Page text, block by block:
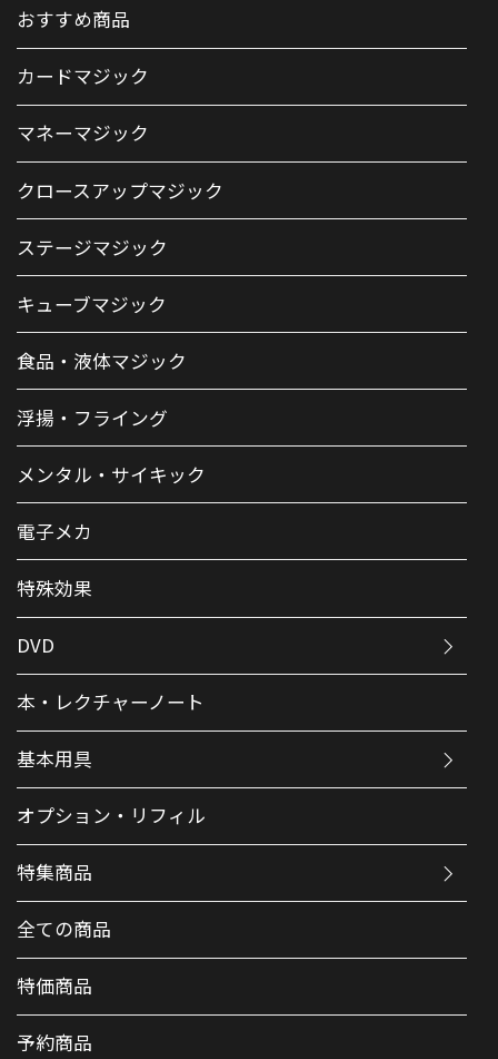
おすすめ商品
カードマジック
マネーマジック
クロースアップマジック
ステージマジック
キューブマジック
食品・液体マジック
浮揚・フライング
メンタル・サイキック
電子メカ
特殊効果
DVD
本・レクチャーノート
基本用具
オプション・リフィル
特集商品
全ての商品
特価商品
予約商品